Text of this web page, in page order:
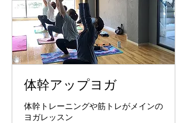
体幹アップヨガ
体幹トレーニングや筋トレがメインの
ヨガレッスン